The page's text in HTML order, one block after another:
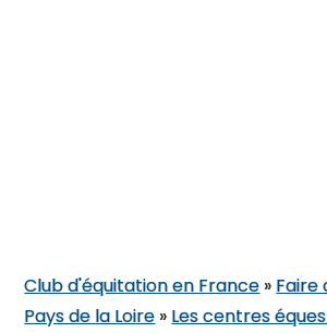
Club d'équitation en France » Faire
Pays de la Loire » Les centres